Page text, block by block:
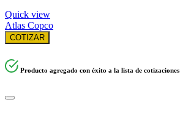
Quick view
Atlas Copco
COTIZAR
Producto agregado con éxito a la lista de cotizaciones